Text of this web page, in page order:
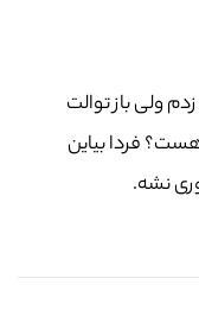
ولی باز توالت
فردا بیاین
نشه.